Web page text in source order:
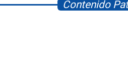
Contenido